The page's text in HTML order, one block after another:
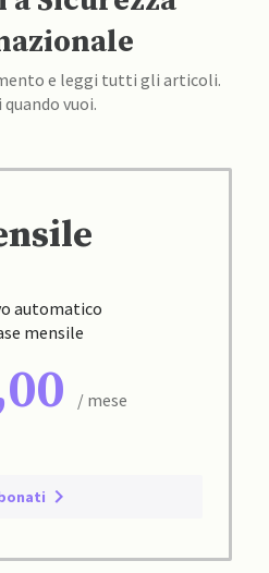
e leggi tutti gli articoli.
quando vuoi.
automatico
mensile
/ mese